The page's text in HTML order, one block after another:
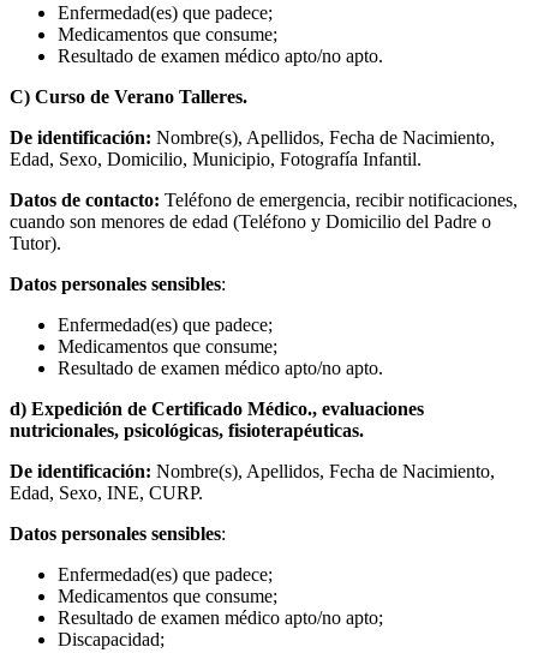
Enfermedad(es) que padece;
Medicamentos que consume;
Resultado de examen médico apto/no apto.
C) Curso de Verano Talleres.
De identificación: Nombre(s), Apellidos, Fecha de Nacimiento,
Edad, Sexo, Domicilio, Municipio, Fotografía Infantil.
Datos de contacto: Teléfono de emergencia, recibir notificaciones,
cuando son menores de edad (Teléfono y Domicilio del Padre o
Tutor).
Datos personales sensibles:
Enfermedad(es) que padece;
Medicamentos que consume;
Resultado de examen médico apto/no apto.
d) Expedición de Certificado Médico., evaluaciones
nutricionales, psicológicas, fisioterapéuticas.
De identificación: Nombre(s), Apellidos, Fecha de Nacimiento,
Edad, Sexo, INE, CURP.
Datos personales sensibles:
Enfermedad(es) que padece;
Medicamentos que consume;
Resultado de examen médico apto/no apto;
Discapacidad;